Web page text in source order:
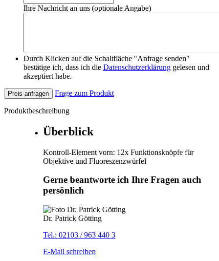
Ihre Nachricht an uns (optionale Angabe)
Durch Klicken auf die Schaltfläche "Anfrage senden"
bestätige ich, dass ich die Datenschutzerklärung gelesen und
akzeptiert habe.
Preis anfragen Frage zum Produkt
Produktbeschreibung
Überblick
Kontroll-Element vorn: 12x Funktionsknöpfe für
Objektive und Fluoreszenzwürfel
Gerne beantworte ich Ihre Fragen auch
persönlich
Dr. Patrick Götting
Tel.: 02103 / 963 440 3
E-Mail schreiben